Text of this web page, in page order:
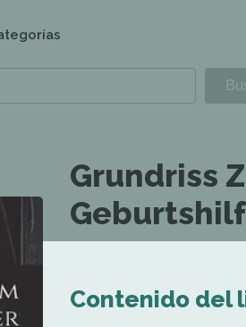
Grundriss
Contenido del